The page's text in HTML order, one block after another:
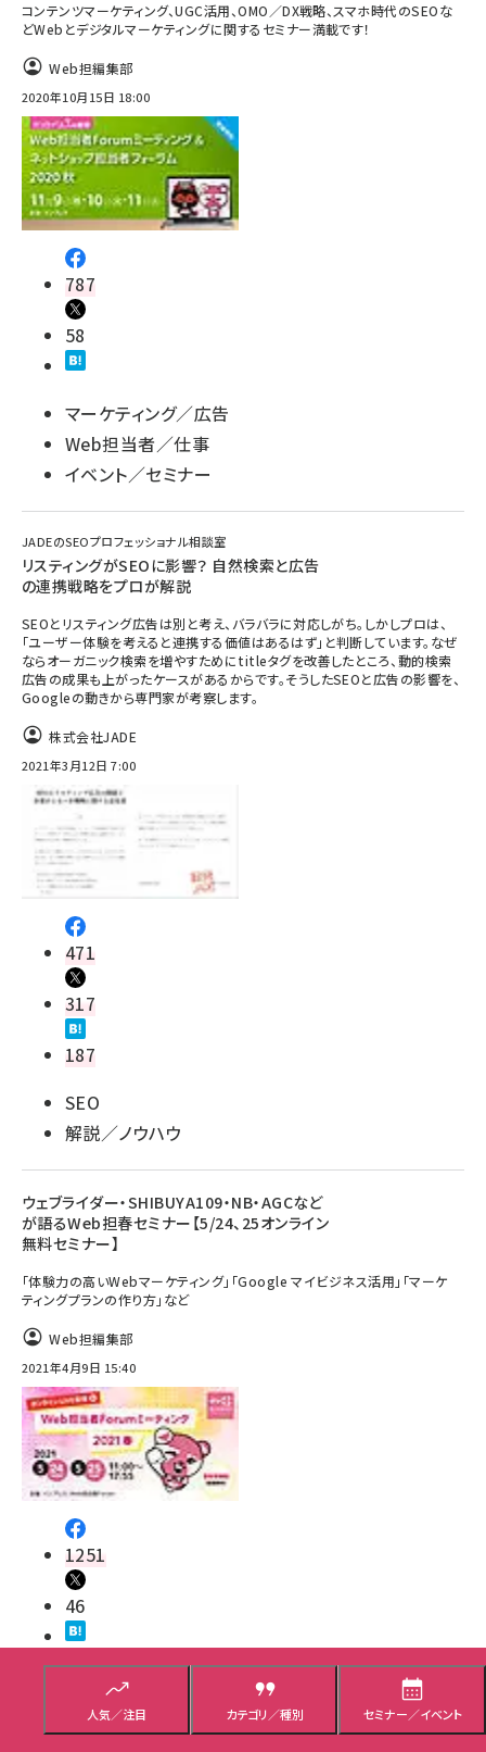
人気／注目 カテゴリ／種別 セミナー／イベント
コンテンツマーケティング、UGC活用、OMO／DX戦略、スマホ時代のSEOな
どWebとデジタルマーケティングに関するセミナー満載です！
Web担編集部
2020年10月15日 18:00
787
58
マーケティング／広告
Web担当者／仕事
イベント／セミナー
JADEのSEOプロフェッショナル相談室
リスティングがSEOに影響？ 自然検索と広告
の連携戦略をプロが解説
SEOとリスティング広告は別と考え、バラバラに対応しがち。しかしプロは、
「ユーザー体験を考えると連携する価値はあるはず」と判断しています。なぜ
ならオーガニック検索を増やすためにtitleタグを改善したところ、動的検索
広告の成果も上がったケースがあるからです。そうしたSEOと広告の影響を、
Googleの動きから専門家が考察します。
株式会社JADE
2021年3月12日 7:00
471
317
187
SEO
解説／ノウハウ
ウェブライダー・SHIBUYA109・NB・AGCなど
が語るWeb担春セミナー【5/24、25オンライン
無料セミナー】
「体験力の高いWebマーケティング」「Google マイビジネス活用」「マーケ
ティングプランの作り方」など
Web担編集部
2021年4月9日 15:40
1251
46
マーケティング／広告
Web担当者／仕事